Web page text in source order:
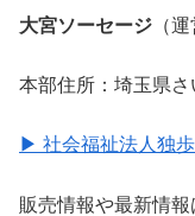
大宮ソーセージ （
本部住所：埼玉県
▶ 社会福祉法人独
販売情報や最新情